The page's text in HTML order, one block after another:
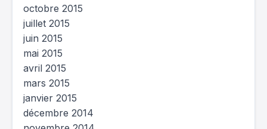
octobre 2015
juillet 2015
juin 2015
mai 2015
avril 2015
mars 2015
janvier 2015
décembre 2014